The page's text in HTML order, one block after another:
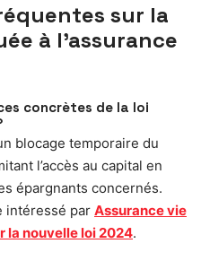
sur la
à l’assurance
concrètes de la loi
blocage temporaire du
l’accès au capital en
épargnants concernés.
intéressé par Assurance vie
la nouvelle loi 2024.